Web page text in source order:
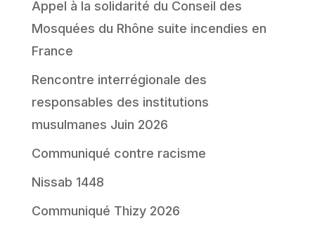
Appel à la solidarité du Conseil des
Mosquées du Rhône suite incendies en
France
Rencontre interrégionale des
responsables des institutions
musulmanes Juin 2026
Communiqué contre racisme
Nissab 1448
Communiqué Thizy 2026